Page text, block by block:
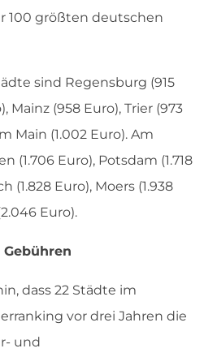
100 größten deutschen
sind Regensburg (915
Mainz (958 Euro), Trier (973
Main (1.002 Euro). Am
(1.706 Euro), Potsdam (1.718
(1.828 Euro), Moers (1.938
Euro).
dass 22 Städte im
vor drei Jahren die
und